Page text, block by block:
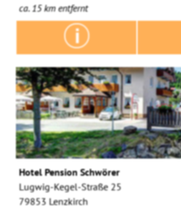
ca. 15 km entfernt
Hotel Pension Schwörer
Lugwig-Kegel-Straße 25
79853 Lenzkirch